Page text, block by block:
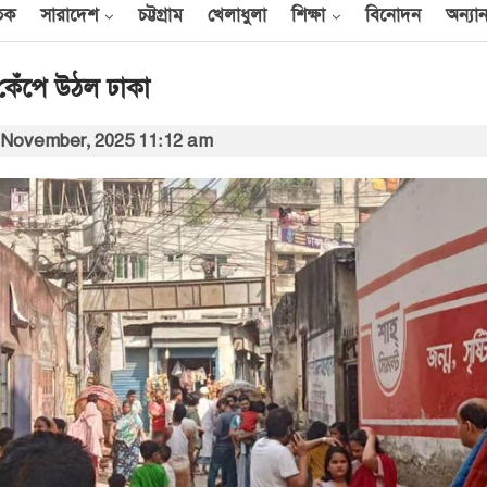
সারাদেশ চট্টগ্রাম খেলাধুলা শিক্ষা বিনোদন
উঠল ঢাকা
2025 11:12 am
আন্তর্জাতিক
এক দিনে ৪০ হিজবুল্লাহ
যোদ্ধাকে হত্যার দাবি
ইসরায়েলের
আর্কাইভ থেকে
অন্তর্বর্তী সরকারের সময়ের
অধ্যাদেশ সংসদে উপস্থাপন
করা হবে
আর্কাইভ থেকে
প্রধানমন্ত্রীর সঙ্গে সৌদি